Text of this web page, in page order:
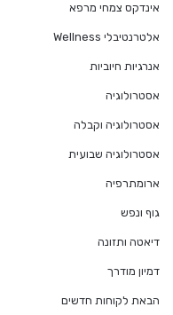
אינדקס צמחי מרפא
אלטרנטיבלי Wellness
אנרגיות חיוביות
אסטרולוגיה
אסטרולוגיה וקבלה
אסטרולוגיה שבועית
ארומתרפיה
גוף ונפש
דיאטה ותזונה
דמיון מודרך
הבאת לקוחות חדשים